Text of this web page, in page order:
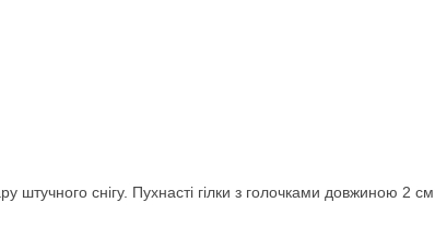
штучного снігу. Пухнасті гілки з голочками довжиною 2 см